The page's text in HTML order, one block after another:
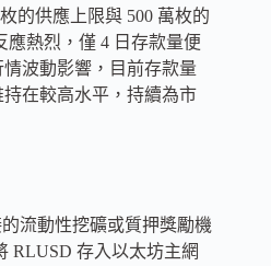
的供應上限與 500 萬枚的
熱烈，僅 4 日存款量便
波動影響，目前存款量
持在較高水平，持續為市
流動性挖礦或質押獎勵機
RLUSD 存入以太坊主網